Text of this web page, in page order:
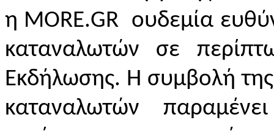
η MORE.GR ουδεμία
καταναλωτών σε
Εκδήλωσης. Η συμβολή
καταναλωτών